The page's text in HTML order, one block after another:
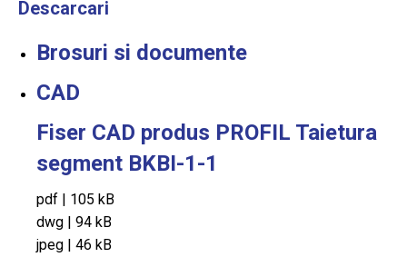
Descarcari
Brosuri si documente
CAD
Fiser CAD produs PROFIL Taietura
segment BKBI-1-1
pdf | 105 kB
dwg | 94 kB
jpeg | 46 kB